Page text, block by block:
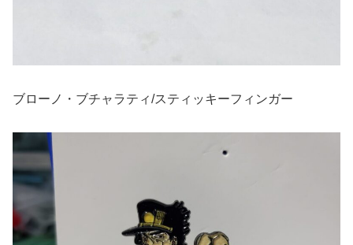
ブローノ・ブチャラティ/スティッキーフィンガー